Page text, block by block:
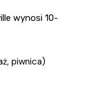
wynosi 10-
piwnica)